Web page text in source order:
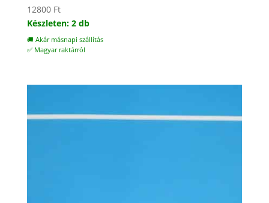
12800 Ft
Készleten: 2 db
🚚 Akár másnapi szállítás
✅ Magyar raktárról